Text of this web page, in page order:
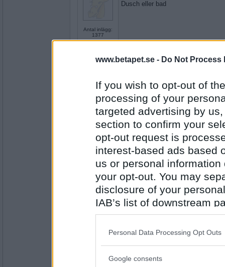
www.betapet.se - Do Not Process
If you wish to opt-out of
processing of your
targeted advertising by
section to confirm your
opt-out request is
interest-based ads based
us or personal
your opt-out. You may
disclosure of your
IAB’s list of downstream
also be disclosed by us
Downstream Participants
Please note that this
Personal Data Processing Opt Outs
Google consents
Antal inlägg:
1377
Dusch eller bad
Antal inlägg:
3137
bad
manglade eller torktummlade lakan.
onobond
Antal inlägg:
24323
M-A-N-G-L-A-D-E, hästlängder före
Chorizo eller chipotleburgare
lillsyrran_- Ej medlem längre
Antal inlägg:
Chorizo - korv va? då tar jag
Svart eller vitt?